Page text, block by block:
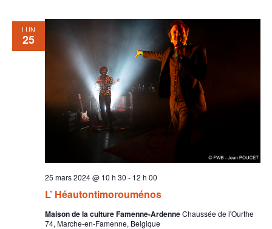
LUN
25
L’ Héautontimorouménos
25 mars 2024 @ 10 h 30 - 12 h 00
Maison de la culture Famenne-ArdenneChaussée de l'Ourthe
74, Marche-en-Famenne, Belgique